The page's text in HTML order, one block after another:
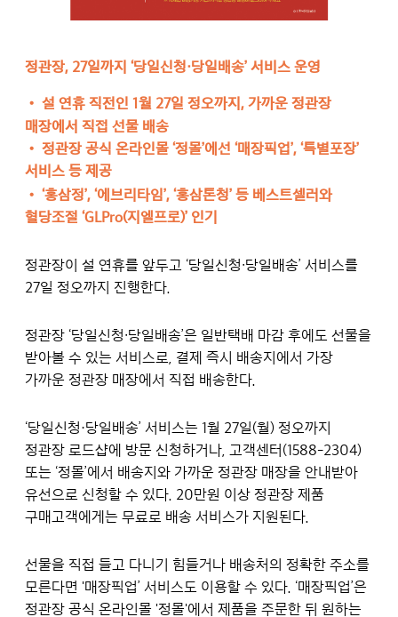
정관장, 27일까지 ‘당일신청·당일배송’ 서비스 운영
• 설 연휴 직전인 1월 27일 정오까지, 가까운 정관장
매장에서 직접 선물 배송
• 정관장 공식 온라인몰 ‘정몰’에선 ‘매장픽업’, ‘특별포장’
서비스 등 제공
• ‘홍삼정’, ‘에브리타임’, ‘홍삼톤청’ 등 베스트셀러와
혈당조절 ‘GLPro(지엘프로)’ 인기
정관장이 설 연휴를 앞두고 ‘당일신청∙당일배송’ 서비스를
27일 정오까지 진행한다.
정관장 ‘당일신청∙당일배송’은 일반택배 마감 후에도 선물을
받아볼 수 있는 서비스로, 결제 즉시 배송지에서 가장
가까운 정관장 매장에서 직접 배송한다.
‘당일신청·당일배송’ 서비스는 1월 27일(월) 정오까지
정관장 로드샵에 방문 신청하거나, 고객센터(1588-2304)
또는 ‘정몰’에서 배송지와 가까운 정관장 매장을 안내받아
유선으로 신청할 수 있다. 20만원 이상 정관장 제품
구매고객에게는 무료로 배송 서비스가 지원된다.
선물을 직접 들고 다니기 힘들거나 배송처의 정확한 주소를
모른다면 '매장픽업’ 서비스도 이용할 수 있다. ‘매장픽업’은
정관장 공식 온라인몰 '정몰'에서 제품을 주문한 뒤 원하는